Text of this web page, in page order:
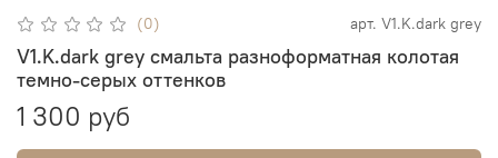
(0) арт. V1.K.dark grey
V1.K.dark grey смальта разноформатная колотая
темно-серых оттенков
1 300 руб